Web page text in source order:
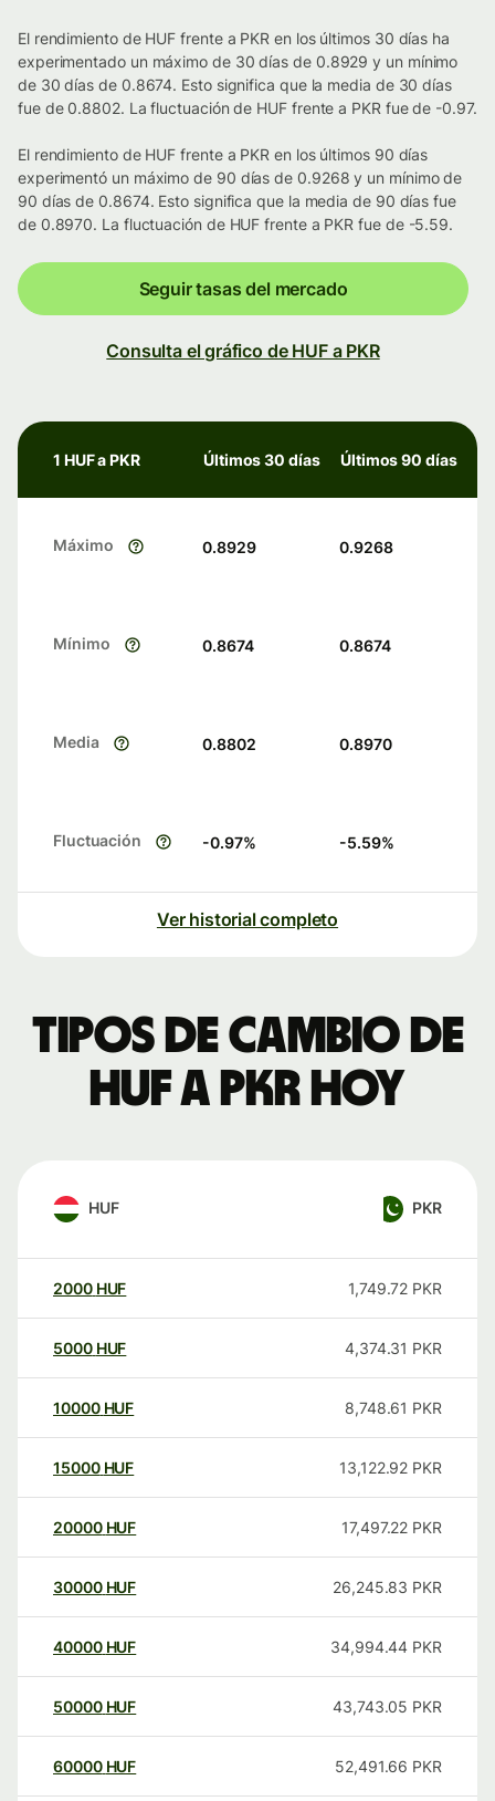
El rendimiento de HUF frente a PKR en los últimos 30 días ha
experimentado un máximo de 30 días de 0.8929 y un mínimo
de 30 días de 0.8674. Esto significa que la media de 30 días
fue de 0.8802. La fluctuación de HUF frente a PKR fue de -0.97.
El rendimiento de HUF frente a PKR en los últimos 90 días
experimentó un máximo de 90 días de 0.9268 y un mínimo de
90 días de 0.8674. Esto significa que la media de 90 días fue
de 0.8970. La fluctuación de HUF frente a PKR fue de -5.59.
Seguir tasas del mercado
Consulta el gráfico de HUF a PKR
1 HUF a PKR Últimos 30 días Últimos 90 días
Máximo 0.8929 0.9268
Mínimo 0.8674 0.8674
Media 0.8802 0.8970
Fluctuación -0.97% -5.59%
Ver historial completo
Tipos de cambio de
HUF a PKR hoy
HUF PKR
2000 HUF 1,749.72 PKR
5000 HUF 4,374.31 PKR
10000 HUF 8,748.61 PKR
15000 HUF 13,122.92 PKR
20000 HUF 17,497.22 PKR
30000 HUF 26,245.83 PKR
40000 HUF 34,994.44 PKR
50000 HUF 43,743.05 PKR
60000 HUF 52,491.66 PKR